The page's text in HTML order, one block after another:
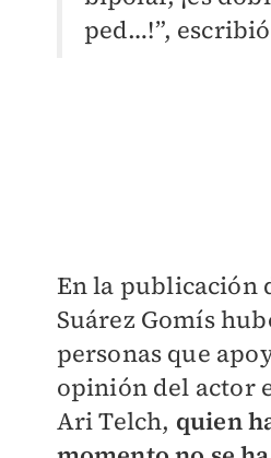
ped…!”,
En la publicación
Suárez Gomís
personas que
opinión del actor
Ari Telch, quien